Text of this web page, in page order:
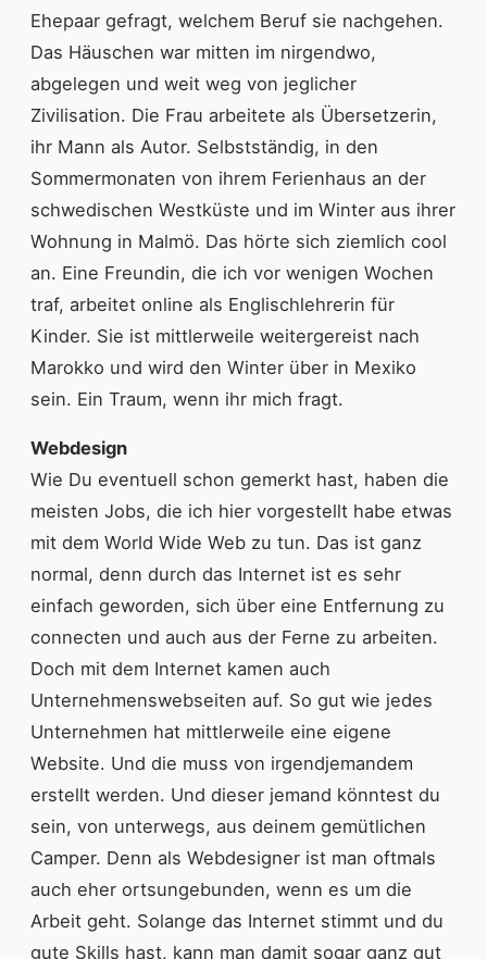
Ehepaar gefragt, welchem Beruf sie nachgehen.
Das Häuschen war mitten im nirgendwo,
abgelegen und weit weg von jeglicher
Zivilisation. Die Frau arbeitete als Übersetzerin,
ihr Mann als Autor. Selbstständig, in den
Sommermonaten von ihrem Ferienhaus an der
schwedischen Westküste und im Winter aus ihrer
Wohnung in Malmö. Das hörte sich ziemlich cool
an. Eine Freundin, die ich vor wenigen Wochen
traf, arbeitet online als Englischlehrerin für
Kinder. Sie ist mittlerweile weitergereist nach
Marokko und wird den Winter über in Mexiko
sein. Ein Traum, wenn ihr mich fragt.
Webdesign
Wie Du eventuell schon gemerkt hast, haben die
meisten Jobs, die ich hier vorgestellt habe etwas
mit dem World Wide Web zu tun. Das ist ganz
normal, denn durch das Internet ist es sehr
einfach geworden, sich über eine Entfernung zu
connecten und auch aus der Ferne zu arbeiten.
Doch mit dem Internet kamen auch
Unternehmenswebseiten auf. So gut wie jedes
Unternehmen hat mittlerweile eine eigene
Website. Und die muss von irgendjemandem
erstellt werden. Und dieser jemand könntest du
sein, von unterwegs, aus deinem gemütlichen
Camper. Denn als Webdesigner ist man oftmals
auch eher ortsungebunden, wenn es um die
Arbeit geht. Solange das Internet stimmt und du
gute Skills hast, kann man damit sogar ganz gut